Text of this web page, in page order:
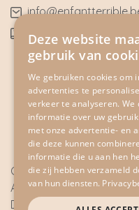
BE0636790746
Heeft u vragen?
Cookie Policy
Algemene voorwaarden
Disclaimer
Deze website
gebruik van
We gebruiken cookies om
advertenties te
verkeer te analyseren. We
informatie over uw
met onze advertentie- en
die deze kunnen
informatie die u aan hen
die zij hebben verzameld
van hun diensten.